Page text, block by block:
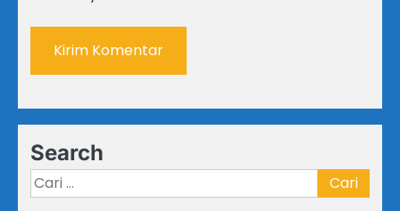
Search
Cari
untuk: